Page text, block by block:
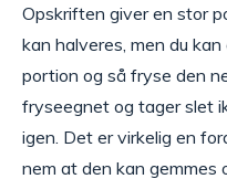
Opskriften giver en stor
kan halveres, men du
portion og så fryse den
fryseegnet og tager slet
igen. Det er virkelig en
nem at den kan gemmes